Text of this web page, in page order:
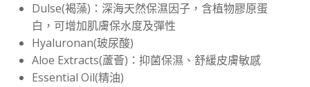
Dulse(褐藻)：深海天然保濕因子，含植物膠原蛋
白，可增加肌膚保水度及彈性
Hyaluronan(玻尿酸)
Aloe Extracts(蘆薈)：抑菌保濕、舒緩皮膚敏感
Essential Oil(精油)